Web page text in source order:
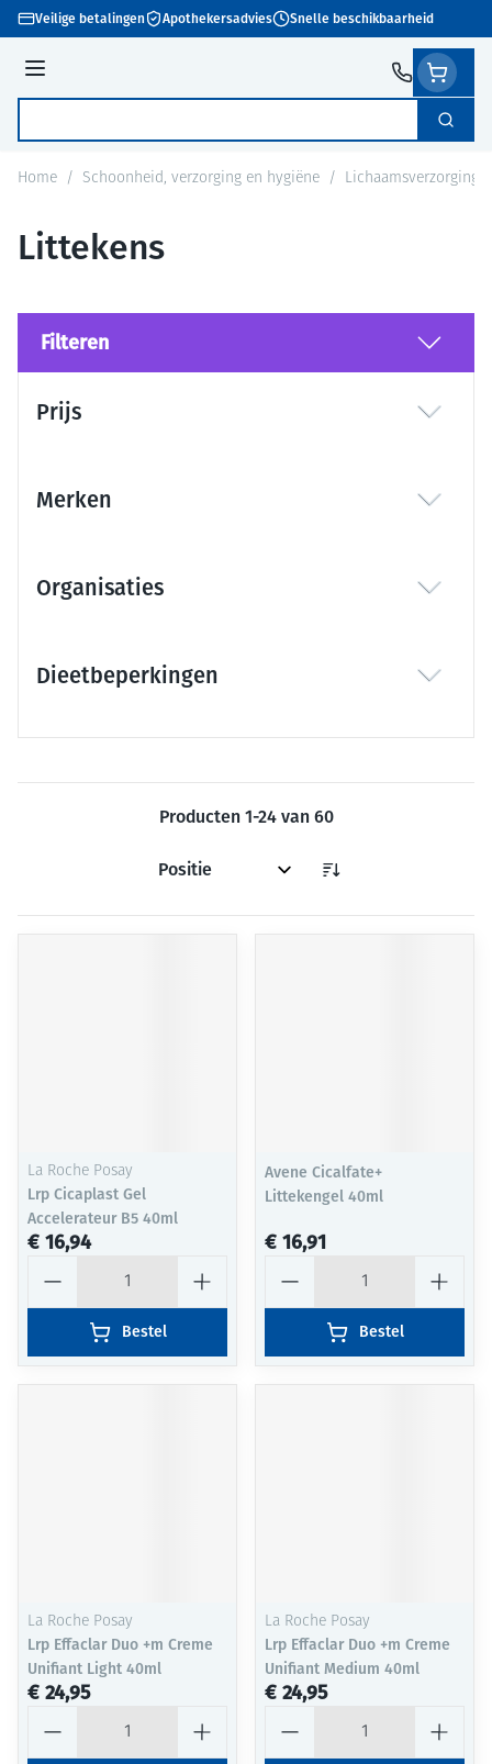
Ga naar de inhoud
Veilige betalingen Apothekersadvies Snelle beschikbaarheid
Menu
Zoek
Home / Schoonheid, verzorging en hygiëne / Lichaamsverzorging
Littekens
Filteren
Prijs
Merken
Organisaties
Dieetbeperkingen
Producten 1-24van 60
Sorteer op:
La Roche Posay
Lrp Cicaplast Gel
Accelerateur B5 40ml
€ 16,94
Bestel
Avene Cicalfate+
Littekengel 40ml
€ 16,91
Bestel
La Roche Posay
Lrp Effaclar Duo +m Creme
Unifiant Light 40ml
€ 24,95
La Roche Posay
Lrp Effaclar Duo +m Creme
Unifiant Medium 40ml
€ 24,95